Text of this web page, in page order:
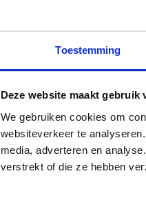
Toestemming
Deze website maakt gebruik
We gebruiken cookies om
websiteverkeer te
media, adverteren en
verstrekt of die ze hebben
2700K
2700K | Zeer warm wit